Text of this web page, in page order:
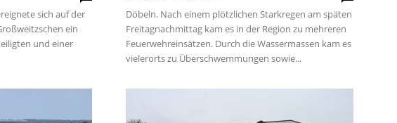
sich auf der
ein
und einer
Döbeln. Nach einem plötzlichen Starkregen am späten
Freitagnachmittag kam es in der Region zu mehreren
Feuerwehreinsätzen. Durch die Wassermassen kam es
vielerorts zu Überschwemmungen sowie...